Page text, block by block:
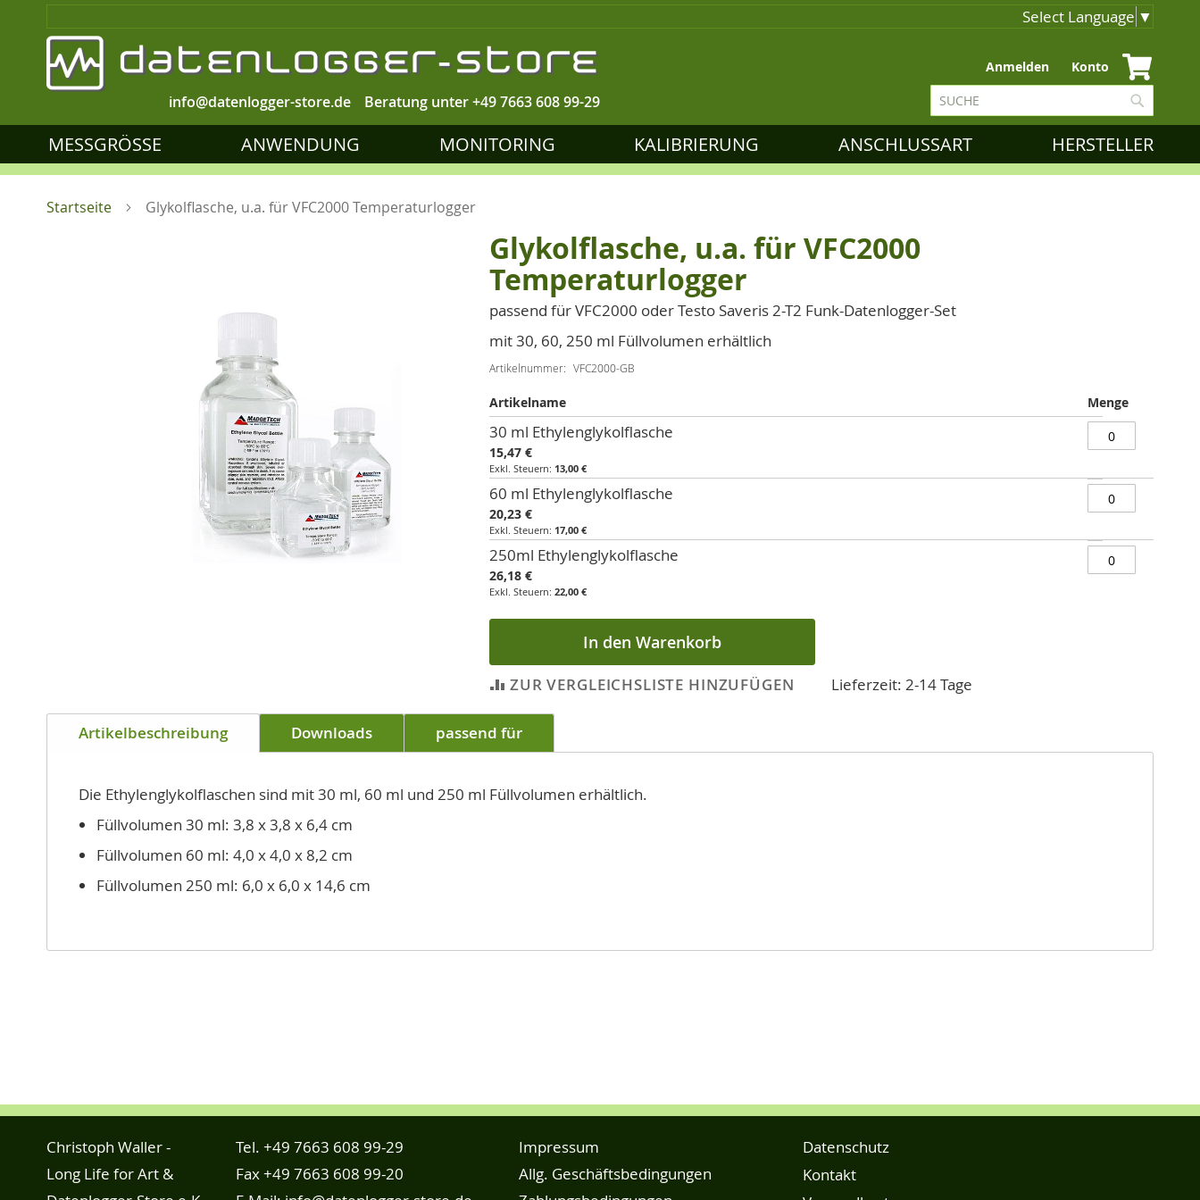
Select Language ▼
Beratung unter+49 7663 608 99-29
info@datenlogger-store.de
Zum
Inhalt
springen
Anmelden Konto
Suche
MESSGRÖSSE ANWENDUNG MONITORING KALIBRIERUNG ANSCHLUSSART HERSTELLER
Startseite Glykolflasche, u.a. für VFC2000 Temperaturlogger
Bildgalerie
springen
Glykolflasche, u.a. für VFC2000
Temperaturlogger
passend für VFC2000 oder Testo Saveris 2-T2 Funk-Datenlogger-Set
mit 30, 60, 250 ml Füllvolumen erhältlich
Artikelnummer VFC2000-GB
Artikel
für
gruppiertes
Produkt
Artikelname Menge
30 ml Ethylenglykolflasche
15,47 €
13,00 €
60 ml Ethylenglykolflasche
20,23 €
17,00 €
250ml Ethylenglykolflasche
26,18 €
22,00 €
In den Warenkorb
ZUR VERGLEICHSLISTE HINZUFÜGEN Lieferzeit: 2-14 Tage
Artikelbeschreibung Downloads passend für
Die Ethylenglykolflaschen sind mit 30 ml, 60 ml und 250 ml Füllvolumen erhältlich.
Füllvolumen 30 ml: 3,8 x 3,8 x 6,4 cm
Füllvolumen 60 ml: 4,0 x 4,0 x 8,2 cm
Füllvolumen 250 ml: 6,0 x 6,0 x 14,6 cm
Christoph Waller -
Long Life for Art &
Tel. +49 7663 608 99-29
Fax +49 7663 608 99-20
Impressum
Allg. Geschäftsbedingungen
Datenschutz
Kontakt